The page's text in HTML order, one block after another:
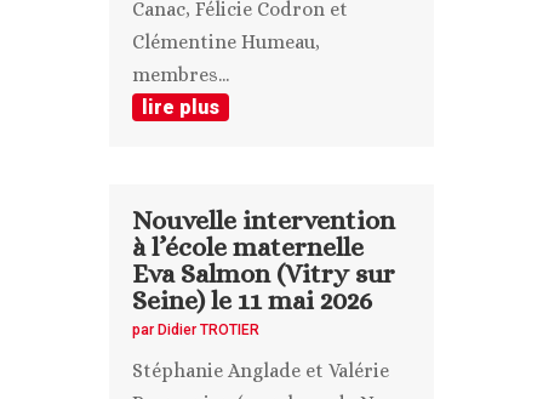
Canac, Félicie Codron et
Clémentine Humeau,
membres...
lire plus
Nouvelle intervention
à l’école maternelle
Eva Salmon (Vitry sur
Seine) le 11 mai 2026
par Didier TROTIER
Stéphanie Anglade et Valérie